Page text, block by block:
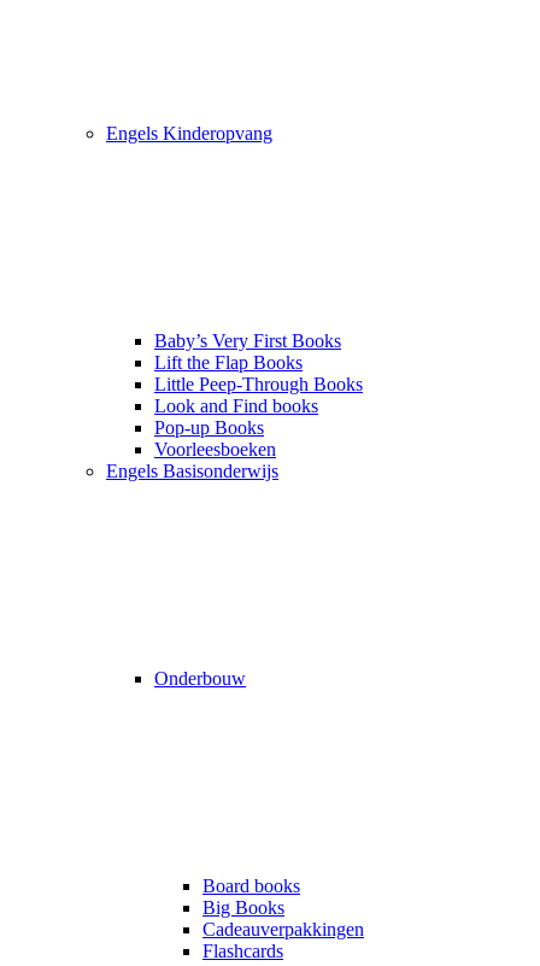
Engels Kinderopvang
Baby’s Very First Books
Lift the Flap Books
Little Peep-Through Books
Look and Find books
Pop-up Books
Voorleesboeken
Engels Basisonderwijs
Onderbouw
Board books
Big Books
Cadeauverpakkingen
Flashcards